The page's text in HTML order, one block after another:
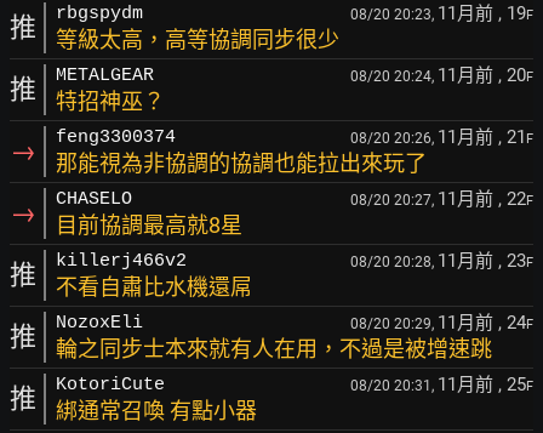
推 rbgspydm 08/20 20:23, 11月前 , 19F
等級太高，高等協調同步很少
推 METALGEAR 08/20 20:24, 11月前 , 20F
特招神巫？
→ feng3300374 08/20 20:26, 11月前 , 21 F
那能視為非協調的協調也能拉出來玩了
→ CHASELO 08/20 20:27, 11月前 , 22F
目前協調最高就8星
推 killerj466v2 08/20 20:28, 11月前 , 23F
不看自肅比水機還屌
推 NozoxEli 08/20 20:29, 11月前 , 24F
輪之同步士本來就有人在用，不過是被增速跳
推 KotoriCute 08/20 20:31, 11月前 , 25F
綁通常召喚 有點小器